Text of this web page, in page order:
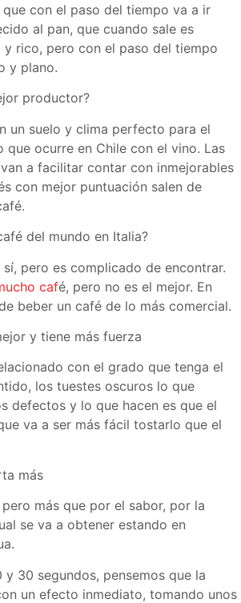
que con el paso del tiempo va a ir
al pan, que cuando sale es
rico, pero con el paso del tiempo
y plano.
productor?
un suelo y clima perfecto para el
que ocurre en Chile con el vino. Las
a facilitar contar con inmejorables
con mejor puntuación salen de
del mundo en Italia?
pero es complicado de encontrar.
café, pero no es el mejor. En
beber un café de lo más comercial.
y tiene más fuerza
con el grado que tenga el
los tuestes oscuros lo que
defectos y lo que hacen es que el
va a ser más fácil tostarlo que el
más
más que por el sabor, por la
se va a obtener estando en
y 30 segundos, pensemos que la
un efecto inmediato, tomando unos